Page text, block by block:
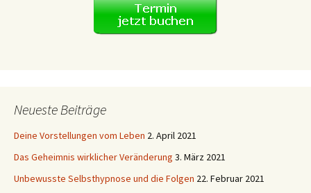
Neueste Beiträge
Deine Vorstellungen vom Leben 2. April 2021
Das Geheimnis wirklicher Veränderung 3. März 2021
Unbewusste Selbsthypnose und die Folgen 22. Februar 2021